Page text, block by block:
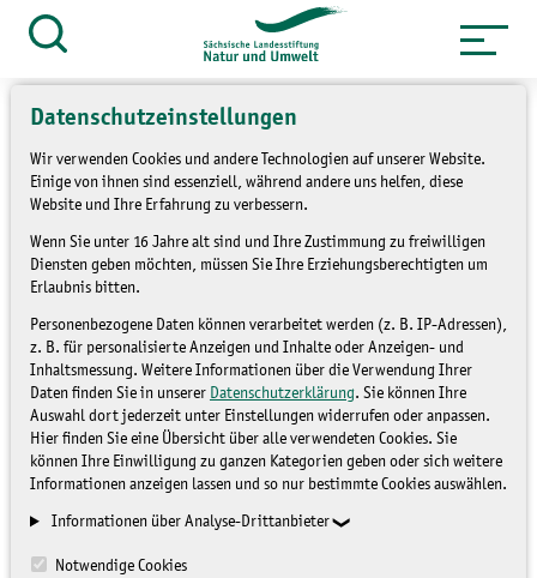
Datenschutzeinstellungen
Wir verwenden Cookies und andere Technologien auf unserer Website.
Einige von ihnen sind essenziell, während andere uns helfen, diese
Website und Ihre Erfahrung zu verbessern.
Wenn Sie unter 16 Jahre alt sind und Ihre Zustimmung zu freiwilligen
Diensten geben möchten, müssen Sie Ihre Erziehungsberechtigten um
Erlaubnis bitten.
Personenbezogene Daten können verarbeitet werden (z. B. IP-Adressen),
z. B. für personalisierte Anzeigen und Inhalte oder Anzeigen- und
Inhaltsmessung. Weitere Informationen über die Verwendung Ihrer
Daten finden Sie in unserer Datenschutzerklärung. Sie können Ihre
Auswahl dort jederzeit unter Einstellungen widerrufen oder anpassen.
Hier finden Sie eine Übersicht über alle verwendeten Cookies. Sie
können Ihre Einwilligung zu ganzen Kategorien geben oder sich weitere
Informationen anzeigen lassen und so nur bestimmte Cookies auswählen.
Informationen über Analyse-Drittanbieter
Notwendige Cookies
Zum
Inhalt
springen
öffnen
Feldhamster-Jungtiere
gesichtet - erster
Nachwuchs auf
Auswilderungsflächen
BLOG